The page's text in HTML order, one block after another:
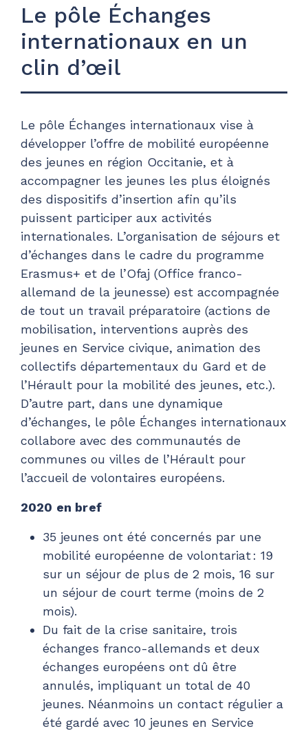
Le pôle Échanges
internationaux en un
clin d’œil
Le pôle Échanges internationaux vise à
développer l’offre de mobilité européenne
des jeunes en région Occitanie, et à
accompagner les jeunes les plus éloignés
des dispositifs d’insertion afin qu’ils
puissent participer aux activités
internationales. L’organisation de séjours et
d’échanges dans le cadre du programme
Erasmus+ et de l’Ofaj (Office franco-
allemand de la jeunesse) est accompagnée
de tout un travail préparatoire (actions de
mobilisation, interventions auprès des
jeunes en Service civique, animation des
collectifs départementaux du Gard et de
l’Hérault pour la mobilité des jeunes, etc.).
D’autre part, dans une dynamique
d’échanges, le pôle Échanges internationaux
collabore avec des communautés de
communes ou villes de l’Hérault pour
l’accueil de volontaires européens.
2020 en bref
35 jeunes ont été concernés par une
mobilité européenne de volontariat : 19
sur un séjour de plus de 2 mois, 16 sur
un séjour de court terme (moins de 2
mois).
Du fait de la crise sanitaire, trois
échanges franco-allemands et deux
échanges européens ont dû être
annulés, impliquant un total de 40
jeunes. Néanmoins un contact régulier a
été gardé avec 10 jeunes en Service